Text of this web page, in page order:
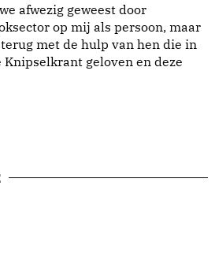
afwezig geweest door
op mij als persoon, maar
met de hulp van hen die in
geloven en deze